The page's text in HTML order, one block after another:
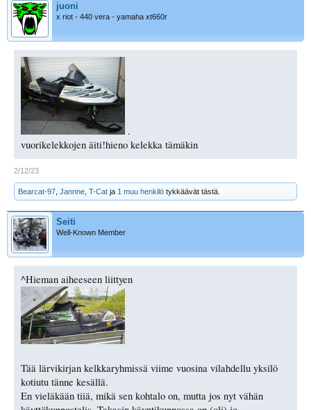
juoni
x riot - 440 vera - yamaha xt660r
.
vuorikelekkojen äiti!hieno kelekka tämäkin
2/12/23
Bearcat-97, Jannne, T-Cat ja 1 muu henkilö tykkäävät tästä.
Seiti
Well-Known Member
^Hieman aiheeseen liittyen
Tää lärvikirjan kelkkaryhmissä viime vuosina vilahdellu yksilö
kotiutu tänne kesällä.
En vieläkään tiiä, mikä sen kohtalo on, mutta jos nyt vähän